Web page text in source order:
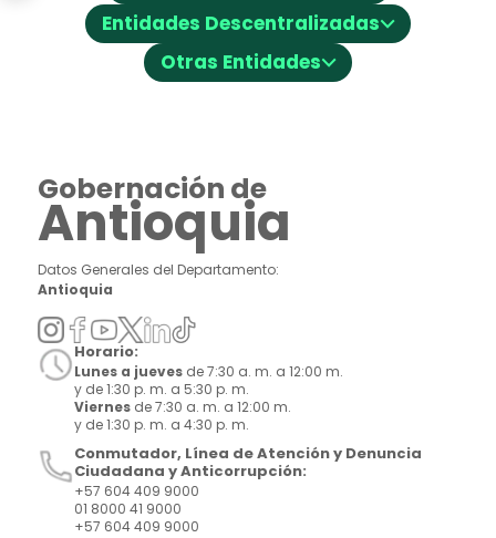
Entidades Descentralizadas⌵
Otras Entidades⌵
Gobernación de
Antioquia
Datos Generales del Departamento:
Antioquia
Horario:
Lunes a jueves de 7:30 a. m. a 12:00 m.
y de 1:30 p. m. a 5:30 p. m.
Viernes de 7:30 a. m. a 12:00 m.
y de 1:30 p. m. a 4:30 p. m.
Conmutador, Línea de Atención y Denuncia
Ciudadana y Anticorrupción:
+57 604 409 9000
01 8000 41 9000
+57 604 409 9000